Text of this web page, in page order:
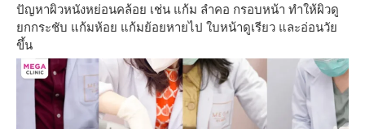
ปัญหาผิวหนังหย่อนคล้อย เช่น แก้ม ลำคอ กรอบหน้า ทำให้ผิวดู
ยกกระชับ แก้มห้อย แก้มย้อยหายไป ใบหน้าดูเรียว และอ่อนวัย
ขึ้น